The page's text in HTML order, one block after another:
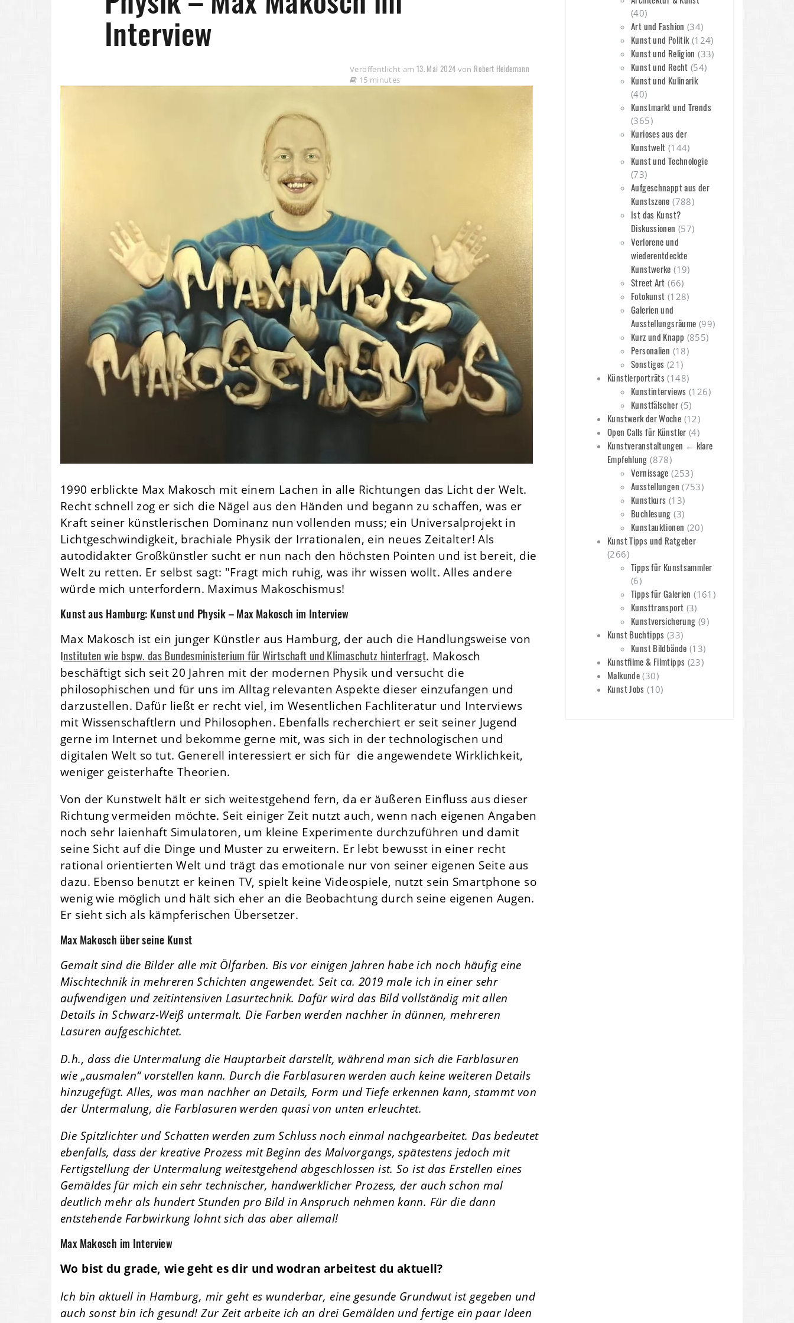
Interview
Veröffentlicht am 13. Mai 2024 von Robert Heidemann
15 minutes
1990 erblickte Max Makosch mit einem Lachen in alle Richtungen das Licht der Welt.
Recht schnell zog er sich die Nägel aus den Händen und begann zu schaffen, was er
Kraft seiner künstlerischen Dominanz nun vollenden muss; ein Universalprojekt in
Lichtgeschwindigkeit, brachiale Physik der Irrationalen, ein neues Zeitalter! Als
autodidakter Großkünstler sucht er nun nach den höchsten Pointen und ist bereit, die
Welt zu retten. Er selbst sagt: "Fragt mich ruhig, was ihr wissen wollt. Alles andere
würde mich unterfordern. Maximus Makoschismus!
Kunst aus Hamburg: Kunst und Physik – Max Makosch im Interview
Max Makosch ist ein junger Künstler aus Hamburg, der auch die Handlungsweise von
Instituten wie bspw. das Bundesministerium für Wirtschaft und Klimaschutz hinterfragt. Makosch
beschäftigt sich seit 20 Jahren mit der modernen Physik und versucht die
philosophischen und für uns im Alltag relevanten Aspekte dieser einzufangen und
darzustellen. Dafür ließt er recht viel, im Wesentlichen Fachliteratur und Interviews
mit Wissenschaftlern und Philosophen. Ebenfalls recherchiert er seit seiner Jugend
gerne im Internet und bekomme gerne mit, was sich in der technologischen und
digitalen Welt so tut. Generell interessiert er sich für die angewendete Wirklichkeit,
weniger geisterhafte Theorien.
Von der Kunstwelt hält er sich weitestgehend fern, da er äußeren Einfluss aus dieser
Richtung vermeiden möchte. Seit einiger Zeit nutzt auch, wenn nach eigenen Angaben
noch sehr laienhaft Simulatoren, um kleine Experimente durchzuführen und damit
seine Sicht auf die Dinge und Muster zu erweitern. Er lebt bewusst in einer recht
rational orientierten Welt und trägt das emotionale nur von seiner eigenen Seite aus
dazu. Ebenso benutzt er keinen TV, spielt keine Videospiele, nutzt sein Smartphone so
wenig wie möglich und hält sich eher an die Beobachtung durch seine eigenen Augen.
Er sieht sich als kämpferischen Übersetzer.
Max Makosch über seine Kunst
Gemalt sind die Bilder alle mit Ölfarben. Bis vor einigen Jahren habe ich noch häufig eine
Mischtechnik in mehreren Schichten angewendet. Seit ca. 2019 male ich in einer sehr
aufwendigen und zeitintensiven Lasurtechnik. Dafür wird das Bild vollständig mit allen
Details in Schwarz-Weiß untermalt. Die Farben werden nachher in dünnen, mehreren
Lasuren aufgeschichtet.
D.h., dass die Untermalung die Hauptarbeit darstellt, während man sich die Farblasuren
wie „ausmalen“ vorstellen kann. Durch die Farblasuren werden auch keine weiteren Details
hinzugefügt. Alles, was man nachher an Details, Form und Tiefe erkennen kann, stammt von
der Untermalung, die Farblasuren werden quasi von unten erleuchtet.
Die Spitzlichter und Schatten werden zum Schluss noch einmal nachgearbeitet. Das bedeutet
ebenfalls, dass der kreative Prozess mit Beginn des Malvorgangs, spätestens jedoch mit
Fertigstellung der Untermalung weitestgehend abgeschlossen ist. So ist das Erstellen eines
Gemäldes für mich ein sehr technischer, handwerklicher Prozess, der auch schon mal
deutlich mehr als hundert Stunden pro Bild in Anspruch nehmen kann. Für die dann
entstehende Farbwirkung lohnt sich das aber allemal!
Max Makosch im Interview
Wo bist du grade, wie geht es dir und wodran arbeitest du aktuell?
Ich bin aktuell in Hamburg, mir geht es wunderbar, eine gesunde Grundwut ist gegeben und
auch sonst bin ich gesund! Zur Zeit arbeite ich an drei Gemälden und fertige ein paar Ideen
(40)
Art und Fashion (34)
Kunst und Politik(124)
Kunst und Religion (33)
Kunst und Recht (54)
Kunst und Kulinarik
(40)
Kunstmarkt und Trends
(365)
Kurioses aus der
Kunstwelt (144)
Kunst und Technologie
(73)
Aufgeschnappt aus der
Kunstszene (788)
Ist das Kunst?
Diskussionen (57)
Verlorene und
wiederentdeckte
Kunstwerke (19)
Street Art (66)
Fotokunst (128)
Galerien und
Ausstellungsräume (99)
Kurz und Knapp (855)
Personalien (18)
Sonstiges (21)
Künstlerporträts (148)
Kunstinterviews (126)
Kunstfälscher(5)
Kunstwerk der Woche (12)
Open Calls für Künstler (4)
Kunstveranstaltungen ← klare
Empfehlung (878)
Vernissage (253)
Ausstellungen (753)
Kunstkurs (13)
Buchlesung (3)
Kunstauktionen (20)
Kunst Tipps und Ratgeber
(266)
Tipps für Kunstsammler
(6)
Tipps für Galerien (161)
Kunsttransport (3)
Kunstversicherung (9)
Kunst Buchtipps (33)
Kunst Bildbände (13)
Kunstfilme & Filmtipps (23)
Malkunde (30)
Kunst Jobs (10)